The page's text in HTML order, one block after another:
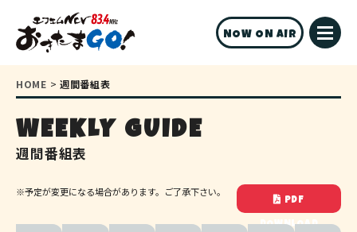
NOW ON AIR
HOME > 週間番組表
WEEKLY GUIDE
週間番組表
※予定が変更になる場合があります。ご了承下さい。
PDF
DOWNLOAD